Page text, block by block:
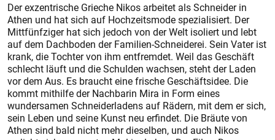
Der exzentrische Grieche Nikos arbeitet als Schneider in
Athen und hat sich auf Hochzeitsmode spezialisiert. Der
Mittfünfziger hat sich jedoch von der Welt isoliert und lebt
auf dem Dachboden der Familien-Schneiderei. Sein Vater ist
krank, die Tochter von ihm entfremdet. Weil das Geschäft
schlecht läuft und die Schulden wachsen, steht der Laden
vor dem Aus. Es braucht eine frische Geschäftsidee. Die
kommt mithilfe der Nachbarin Mira in Form eines
wundersamen Schneiderladens auf Rädern, mit dem er sich,
sein Leben und seine Kunst neu erfindet. Die Bräute von
Athen sind bald nicht mehr dieselben, und auch Nikos